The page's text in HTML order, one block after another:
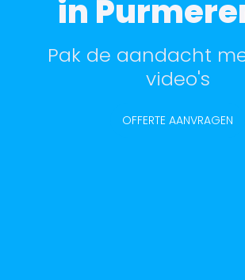
in
Pak de aandacht
video's
OFFERTE AANVRAGEN